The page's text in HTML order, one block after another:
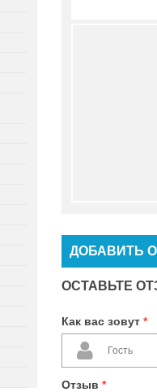
ДОБАВИТЬ
ОСТАВЬТЕ
Как вас зовут *
Отзыв *